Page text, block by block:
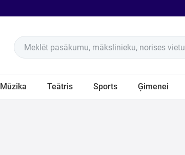
Meklēt pasākumu, mākslinieku, norises vietu
Mūzika Teātris Sports Ģimenei